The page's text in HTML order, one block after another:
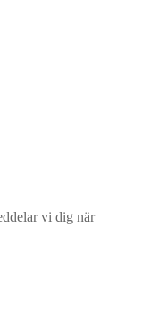
vi dig när